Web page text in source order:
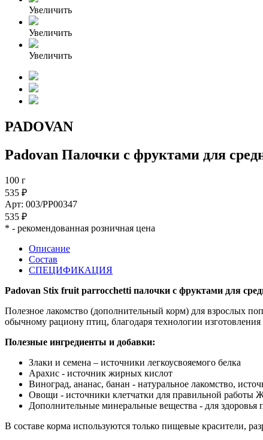
Увеличить
Увеличить
Увеличить
PADOVAN
Padovan Палочки с фруктами для
100 г
535 ₽
Арт: 003/PP00347
535 ₽
* - рекомендованная розничная цена
Описание
Состав
СПЕЦИФИКАЦИЯ
Padovan Stix fruit parrocchetti палочки с фруктами для
Полезное лакомство (дополнительный корм) для взрослых
обычному рациону птиц, благодаря технологии
Полезные ингредиенты и добавки:
Злаки и семена – источники легкоусвояемого белка
Арахис - источник жирных кислот
Виноград, ананас, банан - натуральное лакомство,
Овощи - источники клетчатки для правильной работы
Дополнительные минеральные вещества - для здоровья
В составе корма используются только пищевые красители,